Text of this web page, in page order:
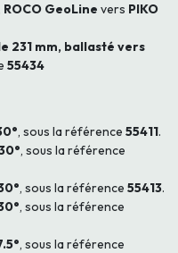
ROCO GeoLine vers PIKO
231 mm, ballasté vers
55434
, sous la référence 55411.
, sous la référence
, sous la référence 55413.
, sous la référence
, sous la référence